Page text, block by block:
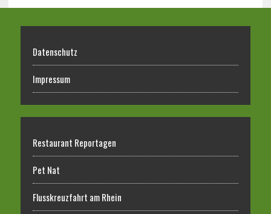
Datenschutz
Impressum
Restaurant Reportagen
Pet Nat
Flusskreuzfahrt am Rhein